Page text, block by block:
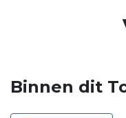
Binnen dit